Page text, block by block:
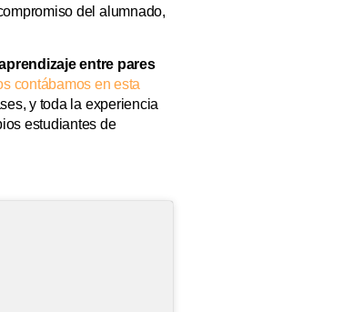
del alumnado,
entre pares
contábamos en esta
y toda la experiencia
estudiantes de